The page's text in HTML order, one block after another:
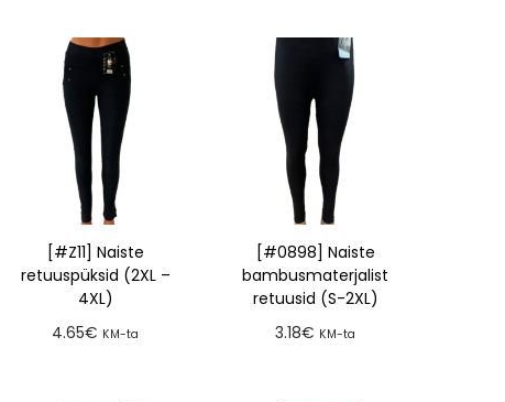
[#Z11] Naiste
retuuspüksid (2XL –
4XL)
4.65€ KM-ta
[#0898] Naiste
bambusmaterjalist
retuusid (S-2XL)
3.18€ KM-ta